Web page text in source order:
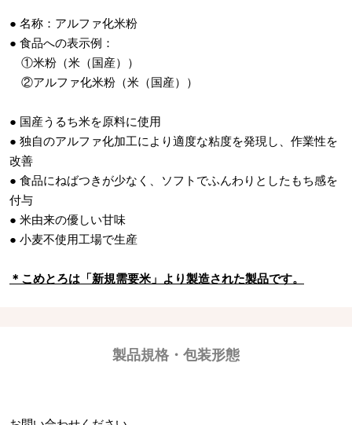
● 名称：アルファ化米粉
● 食品への表示例：
①米粉（米（国産））
②アルファ化米粉（米（国産））
● 国産うるち米を原料に使用
● 独自のアルファ化加工により適度な粘度を発現し、作業性を
改善
● 食品にねばつきが少なく、ソフトでふんわりとしたもち感を
付与
● 米由来の優しい甘味
● 小麦不使用工場で生産
＊こめとろは「新規需要米」より製造された製品です。
製品規格・包装形態